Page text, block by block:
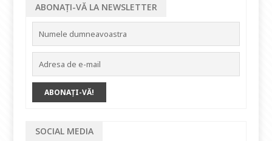
ABONAȚI-VĂ LA NEWSLETTER
SOCIAL MEDIA